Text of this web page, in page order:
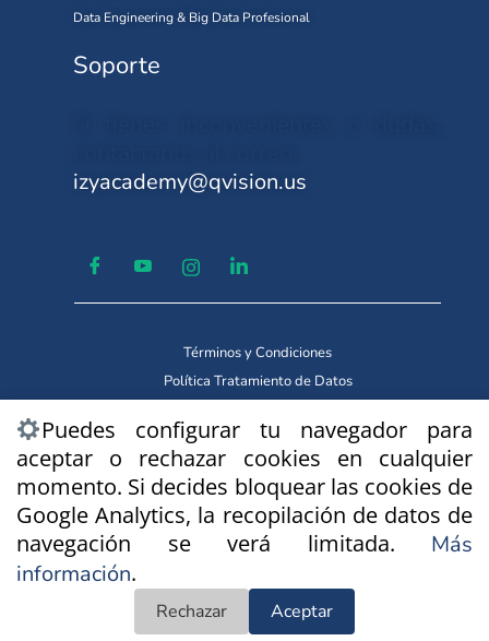
Data Engineering & Big Data Profesional
Soporte
izyacademy@qvision.us
Términos y Condiciones
Política Tratamiento de Datos
Copyright © 2026 IzyAcademy
Marca Registrada By Qvision
Technologies.
Puedes configurar tu navegador para
aceptar o rechazar cookies en cualquier
momento. Si decides bloquear las cookies de
Google Analytics, la recopilación de datos de
navegación se verá limitada. Más
información.
Rechazar Aceptar